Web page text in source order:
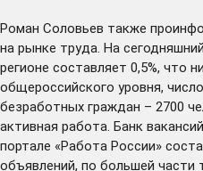
Роман Соловьев также
на рынке труда. На
регионе составляет 0,5%, что
общероссийского уровня,
безработных граждан – 2700
активная работа. Банк
портале «Работа России»
объявлений, по большей части